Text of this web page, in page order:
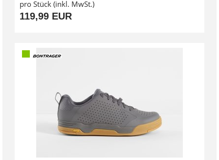
pro Stück (inkl. MwSt.)
119,99 EUR